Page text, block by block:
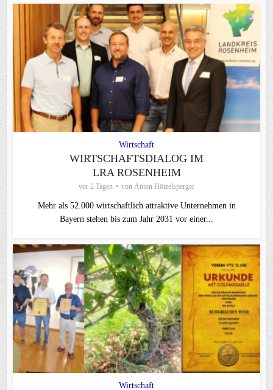
Wirtschaft
WIRTSCHAFTSDIALOG IM
LRA ROSENHEIM
vor 2 Tagen von Anton Hötzelsperger
Mehr als 52.000 wirtschaftlich attraktive Unternehmen in
Bayern stehen bis zum Jahr 2031 vor einer...
Wirtschaft